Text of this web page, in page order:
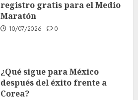
registro gratis para el Medio
Maratón
10/07/2026 0
¿Qué sigue para México
después del éxito frente a
Corea?